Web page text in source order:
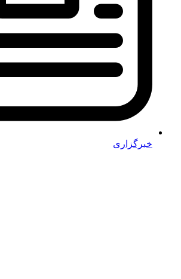
خبرگزاری